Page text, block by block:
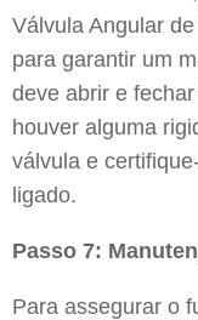
Válvula Angular
para garantir um
deve abrir e
houver alguma
válvula e
ligado.
Passo 7:
Para assegurar o